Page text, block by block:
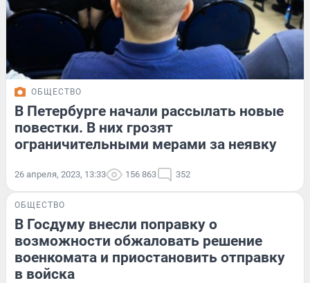
ОБЩЕСТВО
В Петербурге начали рассылать новые
повестки. В них грозят
ограничительными мерами за неявку
26 апреля, 2023, 13:33 156 863 352
ОБЩЕСТВО
В Госдуму внесли поправку о
возможности обжаловать решение
военкомата и приостановить отправку
в войска